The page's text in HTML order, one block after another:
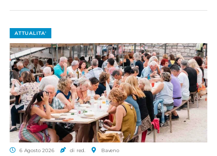
ATTUALITA'
6 Agosto 2026 di red. Baveno